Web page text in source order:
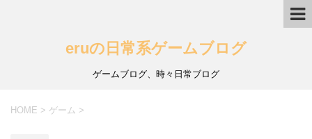
eruの日常系ゲームブログ
ゲームブログ、時々日常ブログ
HOME > ゲーム >